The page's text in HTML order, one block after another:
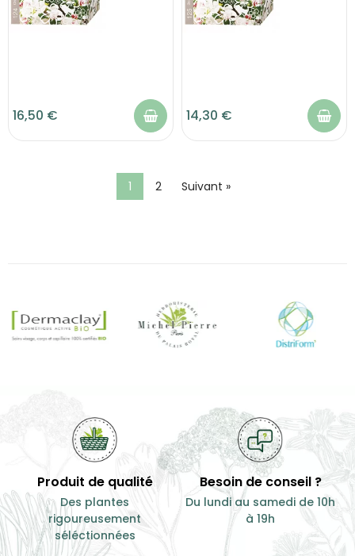
16,50 € 14,30 €
1 2 Suivant »
Produit de qualité
Des plantes
rigoureusement
séléctionnées
Besoin de conseil ?
Du lundi au samedi de 10h
à 19h